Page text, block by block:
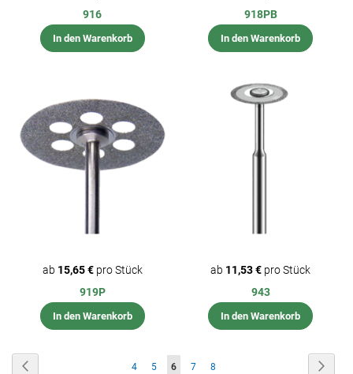
916
In den Warenkorb
918PB
In den Warenkorb
ab 15,65 €pro Stück
919P
In den Warenkorb
ab 11,53 € pro Stück
943
In den Warenkorb
Seite
Seite
4 Seite
5 Sie
6 Seite
7 Seite
8